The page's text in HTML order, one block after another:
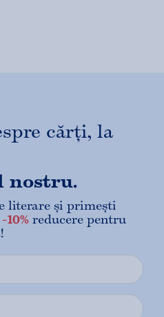
cărți, la
nostru.
literare și primești
10% reducere pentru